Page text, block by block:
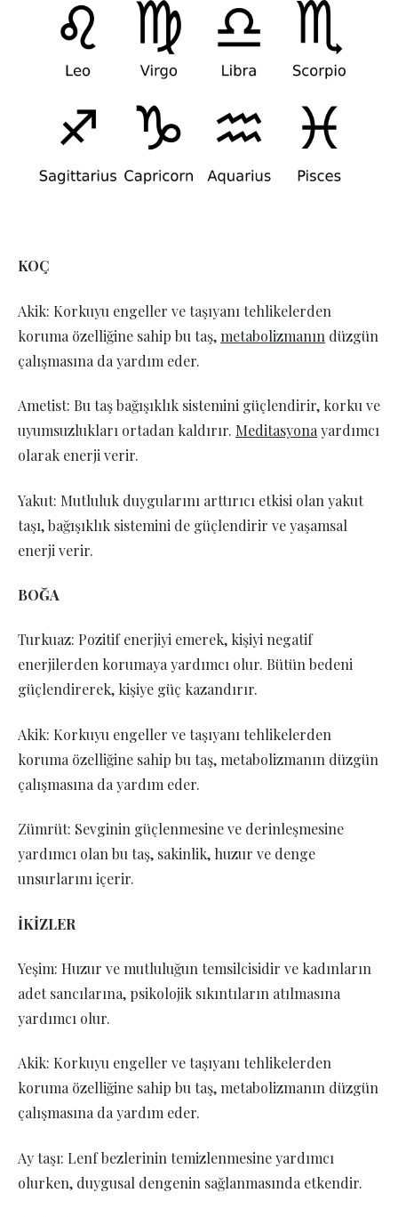
KOÇ
Akik: Korkuyu engeller ve taşıyanı tehlikelerden
koruma özelliğine sahip bu taş,metabolizmanın düzgün
çalışmasına da yardım eder.
Ametist: Bu taş bağışıklık sistemini güçlendirir, korku ve
uyumsuzlukları ortadan kaldırır. Meditasyonayardımcı
olarak enerji verir.
Yakut: Mutluluk duygularını arttırıcı etkisi olan yakut
taşı, bağışıklık sistemini de güçlendirir ve yaşamsal
enerji verir.
BOĞA
Turkuaz: Pozitif enerjiyi emerek, kişiyi negatif
enerjilerden korumaya yardımcı olur. Bütün bedeni
güçlendirerek, kişiye güç kazandırır.
Akik: Korkuyu engeller ve taşıyanı tehlikelerden
koruma özelliğine sahip bu taş, metabolizmanın düzgün
çalışmasına da yardım eder.
Zümrüt: Sevginin güçlenmesine ve derinleşmesine
yardımcı olan bu taş, sakinlik, huzur ve denge
unsurlarını içerir.
İKİZLER
Yeşim: Huzur ve mutluluğun temsilcisidir ve kadınların
adet sancılarına, psikolojik sıkıntıların atılmasına
yardımcı olur.
Akik: Korkuyu engeller ve taşıyanı tehlikelerden
koruma özelliğine sahip bu taş, metabolizmanın düzgün
çalışmasına da yardım eder.
Ay taşı: Lenf bezlerinin temizlenmesine yardımcı
olurken, duygusal dengenin sağlanmasında etkendir.